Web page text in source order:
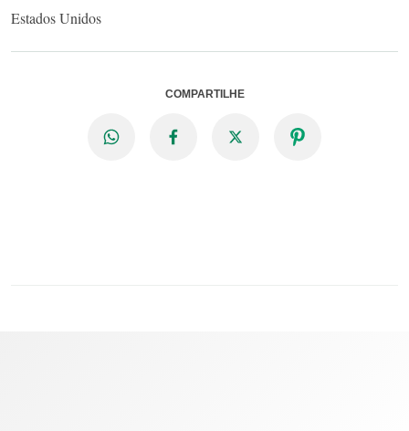
Estados Unidos
COMPARTILHE